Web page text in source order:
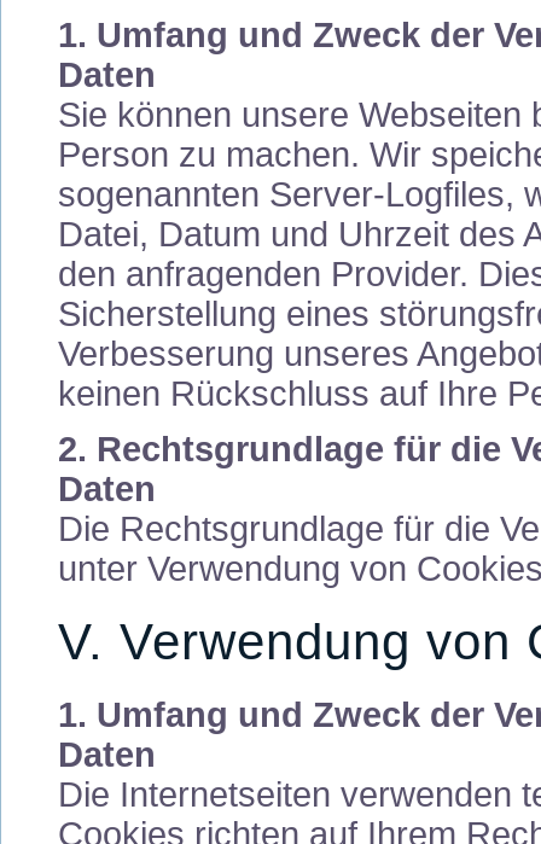
1. Umfang und Zweck der
Daten
Sie können unsere Webseiten
Person zu machen. Wir
sogenannten Server-Logfiles,
Datei, Datum und Uhrzeit des
den anfragenden Provider.
Sicherstellung eines
Verbesserung unseres
keinen Rückschluss auf Ihre
2. Rechtsgrundlage für die
Daten
Die Rechtsgrundlage für die
unter Verwendung von
V. Verwendung von
1. Umfang und Zweck der
Daten
Die Internetseiten verwenden
Cookies richten auf Ihrem